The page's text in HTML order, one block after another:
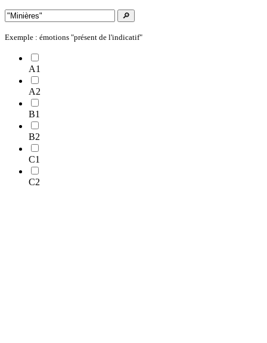
🔎
Exemple : émotions "présent de l'indicatif"
A1
A2
B1
B2
C1
C2